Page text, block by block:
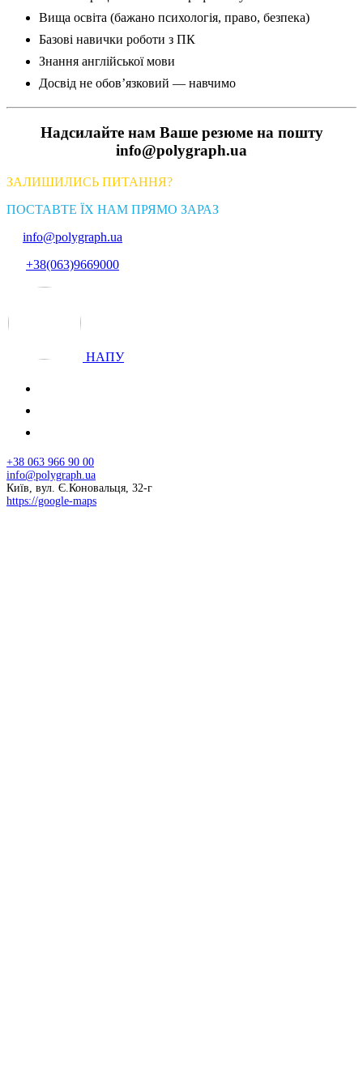
Вища освіта (бажано психологія, право, безпека)
Базові навички роботи з ПК
Знання англійської мови
Досвід не обов’язковий — навчимо
Надсилайте нам Ваше резюме на пошту
info@polygraph.ua
ЗАЛИШИЛИСЬ ПИТАННЯ?
ПОСТАВТЕ ЇХ НАМ ПРЯМО ЗАРАЗ
info@polygraph.ua
+38(063)9669000
НАПУ
+38 063 966 90 00
info@polygraph.ua
Київ, вул. Є.Коновальця, 32-г
https://google-maps